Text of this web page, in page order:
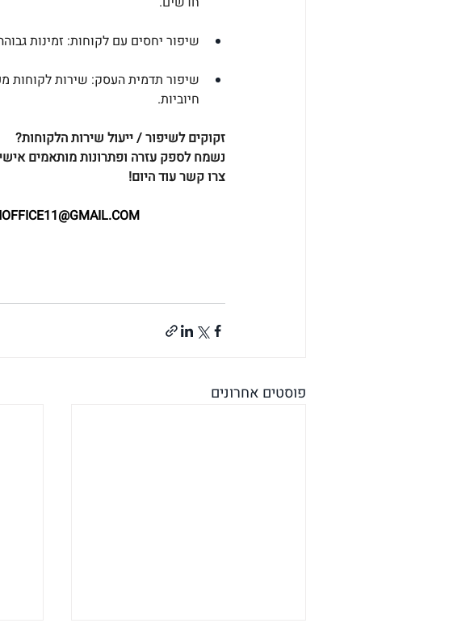
שיפור יחסים עם לקוחות: זמינות
שיפור תדמית העסק: שירות לקוחות
חיוביות.
זקוקים לשיפור / ייעול שירות הלקוחות?
נשמח לספק עזרה ופתרונות מותאמים
צרו קשר עוד היום!
פוסטים אחרונים